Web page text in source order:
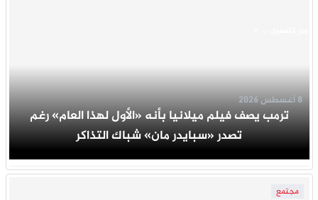
ترمب يصف فيلم ميلانيا بأنه «الأول لهذا العام» رغم
تصدر «سبايدر مان» شباك التذاكر
8 أغسطس 2026
مجتمع